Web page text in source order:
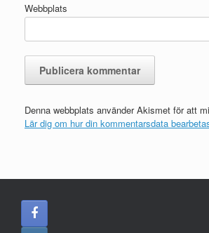
Webbplats
Denna webbplats använder Akismet för att
Lär dig om hur din kommentarsdata